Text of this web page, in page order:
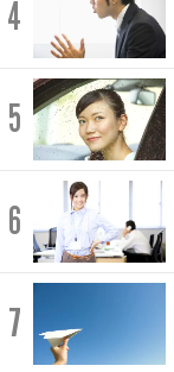
4
5
6
7